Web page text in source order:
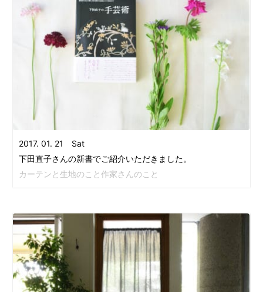
2017. 01. 21 Sat
下田直子さんの新書でご紹介いただきました。
カーテンと生地のこと作家さんのこと